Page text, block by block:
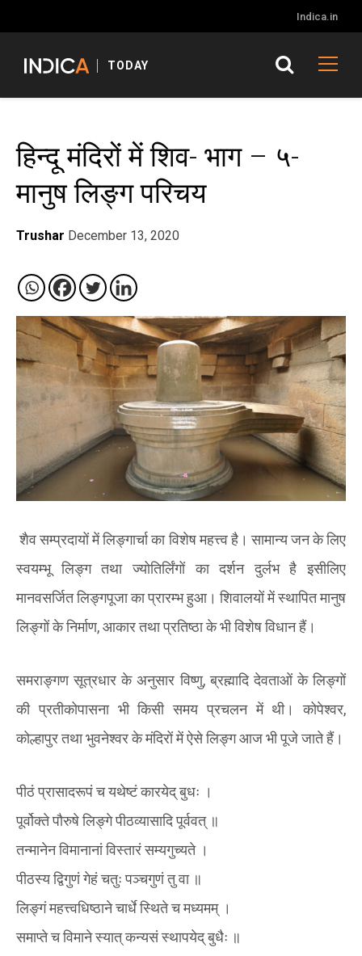
Indica.in
TODAY
हिन्दू मंदिरों में शिव- भाग – ५-
मानुष लिङ्ग परिचय
Trushar December 13, 2020
शैव सम्प्रदायों में लिङ्गार्चा का विशेष महत्त्व है। सामान्य जन के लिए
स्वयम्भू लिङ्ग तथा ज्योतिर्लिंगों का दर्शन दुर्लभ है इसीलिए
मानवसर्जित लिङ्गपूजा का प्रारम्भ हुआ। शिवालयों में स्थापित मानुष
लिङ्गों के निर्माण,आकार तथा प्रतिष्ठा के भी विशेष विधान हैं।
समराङ्गण सूत्रधार के अनुसार विष्णु,ब्रह्मादि देवताओं के लिङ्गों
की प्रतीकोपासना भी किसी समय प्रचलन में थी। कोपेश्वर,
कोल्हापुर तथा भुवनेश्वर के मंदिरों में ऐसे लिङ्ग आज भी पूजे जाते हैं।
पीठं प्रासादरूपं च यथेष्टं कारयेद् बुधः ।
पूर्वोक्ते पौरुषे लिङ्गे पीठव्यासादि पूर्ववत् ॥
तन्मानेन विमानानां विस्तारं सम्यगुच्यते ।
पीठस्य द्विगुणं गेहं चतुः पञ्चगुणं तु वा ॥
लिङ्गं महत्त्वधिष्ठाने चार्धे स्थिते च मध्यमम् ।
समाप्ते च विमाने स्यात् कन्यसं स्थापयेद् बुधैः ॥